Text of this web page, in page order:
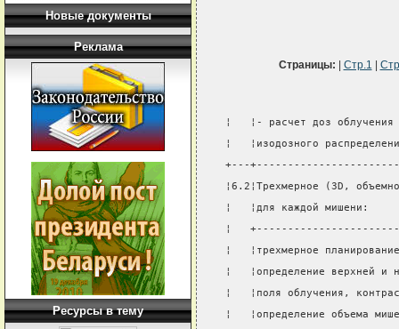
Новые документы
Реклама
Ресурсы в тему
Страницы: Стр.1
¦   ¦- расчет доз
¦   ¦изодозного
+---
¦6.2¦Трехмерное (3D,
¦   ¦для каждой
¦
¦   ¦трехмерное
¦   ¦определение
¦   ¦поля облучения,
¦   ¦определение